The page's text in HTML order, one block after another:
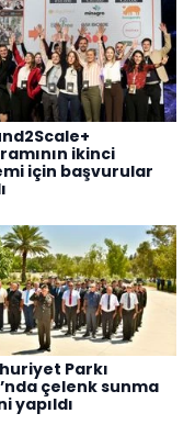
ikinci
için başvurular
Parkı
çelenk sunma
yapıldı